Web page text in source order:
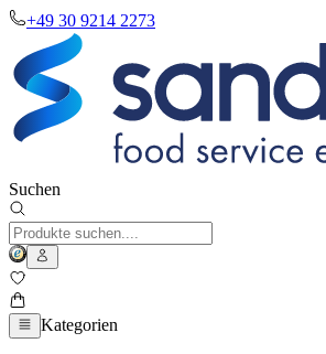
+49 30 9214 2273
Suchen
Kategorien